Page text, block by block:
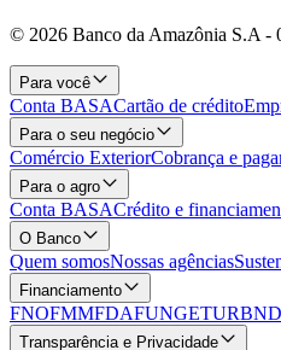
© 2026 Banco da Amazônia S.A -
Para você
Conta BASACartão de crédito
Para o seu negócio
Comércio ExteriorCobrança e
Para o agro
Conta BASACrédito e
O Banco
Quem somosNossas agências
Financiamento
FNOFMMFDAFUNGETUR
Transparência e Privacidade